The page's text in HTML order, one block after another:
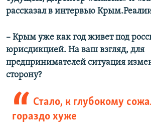
рассказал в интервью
– Крым уже как год живет под
юрисдикцией. На ваш взгляд, для
предпринимателей ситуация
сторону?
Стало, к глубокому
гораздо хуже